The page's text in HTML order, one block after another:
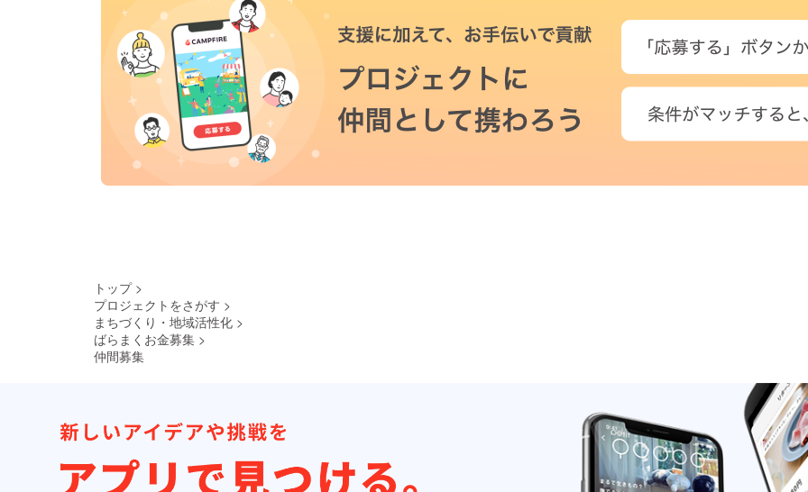
トップ >
プロジェクトをさがす >
まちづくり・地域活性化 >
ばらまくお金募集 >
仲間募集